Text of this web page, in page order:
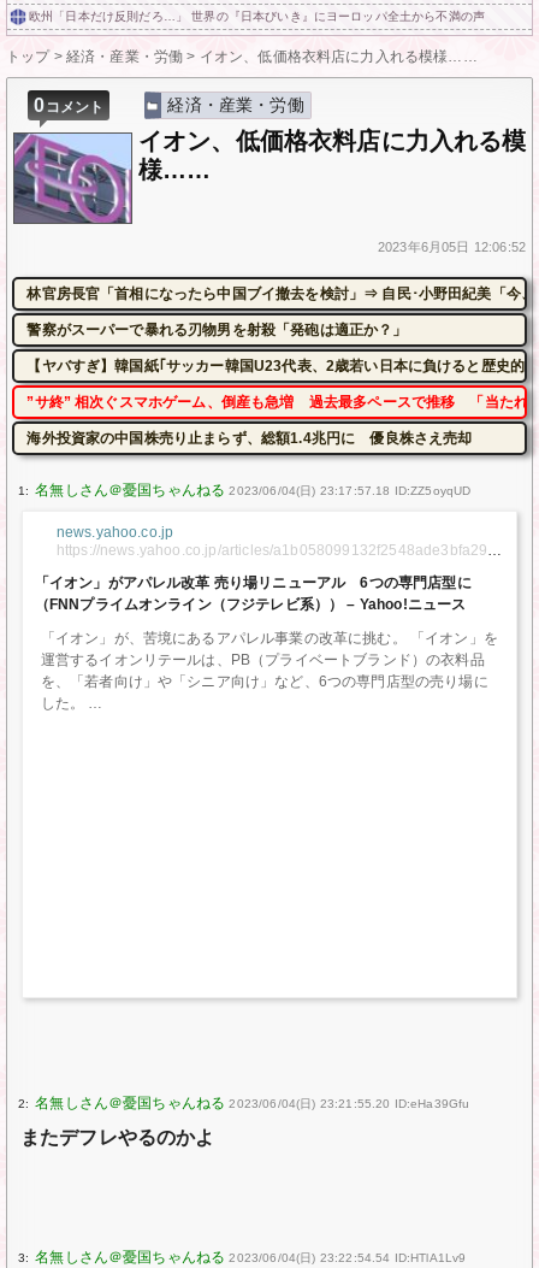
欧州「日本だけ反則だろ…」 世界の『日本びいき』にヨーロッパ全土から不満の声
トップ> 経済・産業・労働 > イオン、低価格衣料店に力入れる模様……
0コメント 経済・産業・労働
イオン、低価格衣料店に力入れる模
様……
2023年6月05日 12:06:52
林官房長官「首相になったら中国ブイ撤去を検討」⇒ 自民･小野田紀美「今
警察がスーパーで暴れる刃物男を射殺「発砲は適正か？」
【ヤバすぎ】韓国紙｢サッカー韓国U23代表、2歳若い日本に負けると歴史的
”サ終” 相次ぐスマホゲーム、倒産も急増 過去最多ペースで推移 「当たれ
海外投資家の中国株売り止まらず、総額1.4兆円に 優良株さえ売却
1: 2023/06/04(日) 23:17:57.18 ID:ZZ5oyqUD
news.yahoo.co.jp
https://news.yahoo.co.jp/articles/a1b058099132f2548ade3bfa299
「イオン」がアパレル改革 売り場リニューアル 6つの専門店型に
（FNNプライムオンライン（フジテレビ系）） – Yahoo!ニュース
「イオン」が、苦境にあるアパレル事業の改革に挑む。 「イオン」を
運営するイオンリテールは、PB（プライベートブランド）の衣料品
を、「若者向け」や「シニア向け」など、6つの専門店型の売り場に
した。
2: 2023/06/04(日) 23:21:55.20 ID:eHa39Gfu
またデフレやるのかよ
3: 2023/06/04(日) 23:22:54.54 ID:HTlA1Lv9